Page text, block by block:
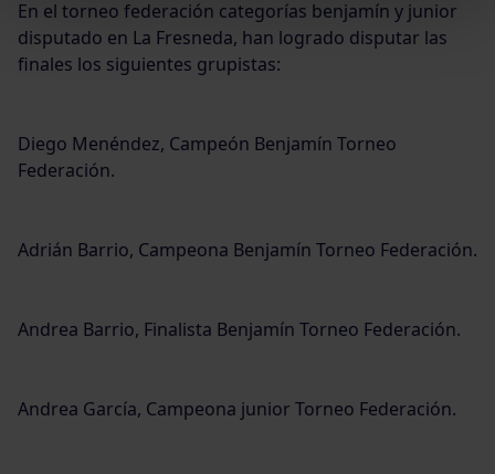
En el torneo federación categorías benjamín y junior
disputado en La Fresneda, han logrado disputar las
finales los siguientes grupistas:
Diego Menéndez, Campeón Benjamín Torneo
Federación.
Adrián Barrio, Campeona Benjamín Torneo Federación.
Andrea Barrio, Finalista Benjamín Torneo Federación.
Andrea García, Campeona junior Torneo Federación.